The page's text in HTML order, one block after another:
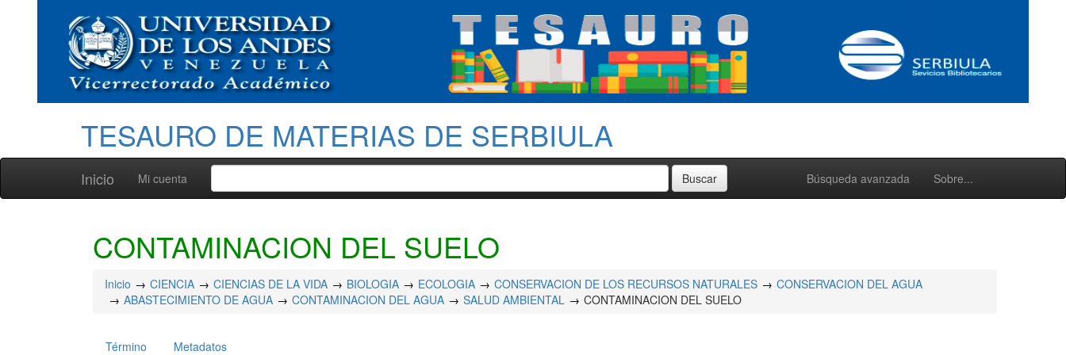
TESAURO DE MATERIAS DE SERBIULA
Inicio Búsqueda avanzada Sobre...
Mi cuenta
CONTAMINACION DEL SUELO
Inicio CIENCIA CIENCIAS DE LA VIDA BIOLOGIA ECOLOGIA CONSERVACION DE LOS RECURSOS NATURALES
CONSERVACION DEL AGUA
ABASTECIMIENTO DE AGUA
CONTAMINACION DEL AGUA SALUD AMBIENTAL CONTAMINACION DEL SUELO
Término Metadatos